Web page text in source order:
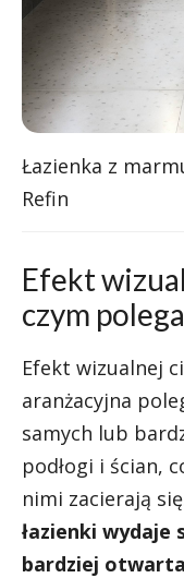
Łazienka z
Refin
Efekt
czym
Efekt wizualnej
aranżacyjna
samych lub
podłogi i ścian,
nimi zacierają
łazienki wydaje
bardziej otwarta